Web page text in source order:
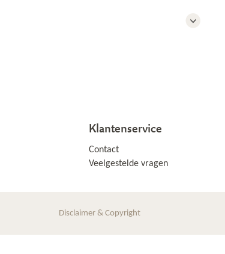
Klantenservice
Contact
Veelgestelde vragen
Disclaimer & Copyright